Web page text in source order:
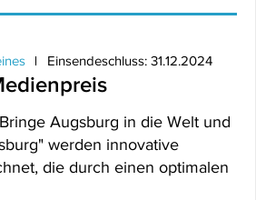
Einsendeschluss: 31.12.2024
Augsburg in die Welt und
werden innovative
die durch einen optimalen